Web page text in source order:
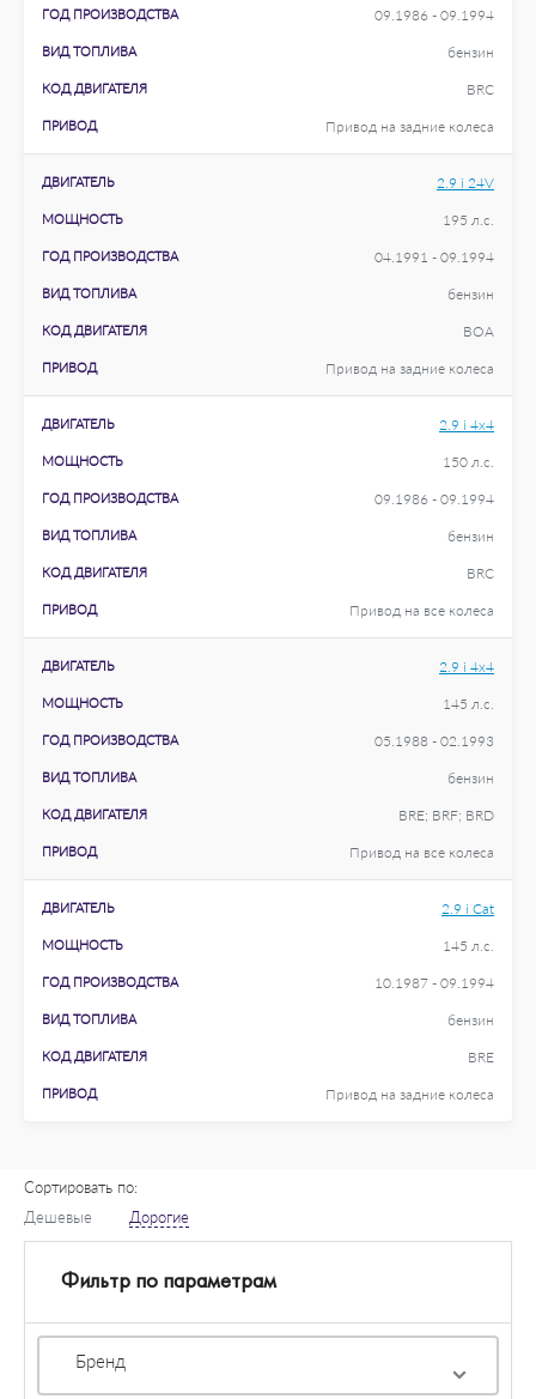
ГОД ПРОИЗВОДСТВА 09.1986 - 09.1994
ВИД ТОПЛИВА бензин
КОД ДВИГАТЕЛЯ BRC
ПРИВОД Привод на задние колеса
ДВИГАТЕЛЬ 2.9 i 24V
МОЩНОСТЬ 195 л.с.
ГОД ПРОИЗВОДСТВА 04.1991 - 09.1994
ВИД ТОПЛИВА бензин
КОД ДВИГАТЕЛЯ BOA
ПРИВОД Привод на задние колеса
ДВИГАТЕЛЬ 2.9 i 4x4
МОЩНОСТЬ 150 л.с.
ГОД ПРОИЗВОДСТВА 09.1986 - 09.1994
ВИД ТОПЛИВА бензин
КОД ДВИГАТЕЛЯ BRC
ПРИВОД Привод на все колеса
ДВИГАТЕЛЬ 2.9 i 4x4
МОЩНОСТЬ 145 л.с.
ГОД ПРОИЗВОДСТВА 05.1988 - 02.1993
ВИД ТОПЛИВА бензин
КОД ДВИГАТЕЛЯ BRE; BRF; BRD
ПРИВОД Привод на все колеса
ДВИГАТЕЛЬ 2.9 i Cat
МОЩНОСТЬ 145 л.с.
ГОД ПРОИЗВОДСТВА 10.1987 - 09.1994
ВИД ТОПЛИВА бензин
КОД ДВИГАТЕЛЯ BRE
ПРИВОД Привод на задние колеса
Сортировать по:
Дешевые
Дорогие
Фильтр по параметрам
Бренд